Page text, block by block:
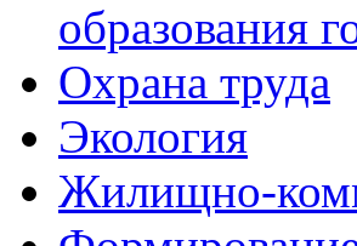
образования
Охрана труда
Экология
Жилищно-